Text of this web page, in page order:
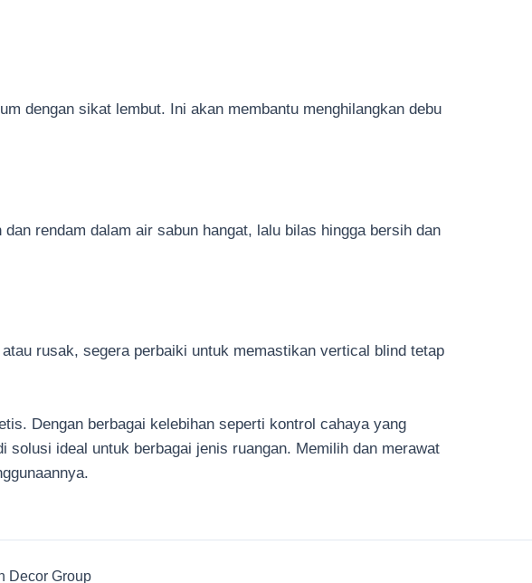
dengan sikat lembut. Ini akan membantu menghilangkan debu
rendam dalam air sabun hangat, lalu bilas hingga bersih dan
rusak, segera perbaiki untuk memastikan vertical blind tetap
Dengan berbagai kelebihan seperti kontrol cahaya yang
ideal untuk berbagai jenis ruangan. Memilih dan merawat
Decor Group